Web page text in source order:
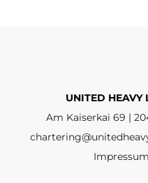
UNITED HEAVY
Am Kaiserkai 69 |